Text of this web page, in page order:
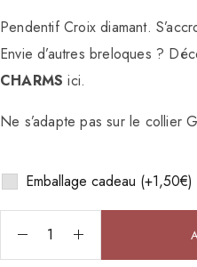
Pendentif Croix diamant.
Envie d’autres breloques ?
CHARMS ici.
Ne s’adapte pas sur le collier
Emballage cadeau (+1,50€)